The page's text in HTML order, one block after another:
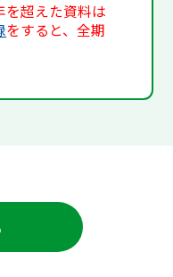
を超えた資料は
をすると、全期